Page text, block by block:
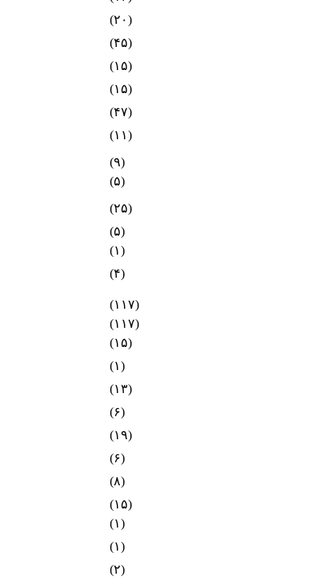
(۲۰)
(۴۵)
(۱۵)
(۱۵)
(۴۷)
(۱۱)
(۹)
(۵)
(۲۵)
(۵)
(۱)
(۴)
(۱۱۷)
(۱۱۷)
(۱۵)
(۱)
(۱۳)
(۶)
(۱۹)
(۶)
(۸)
(۱۵)
(۱)
(۱)
(۲)